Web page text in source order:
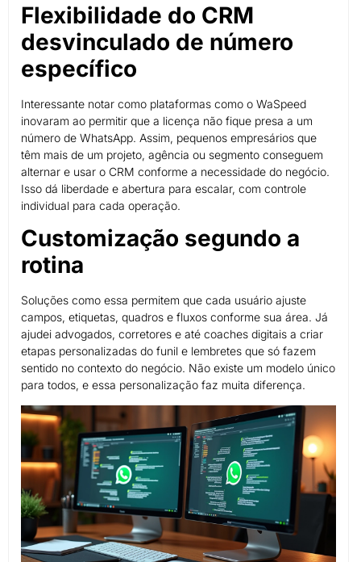
Flexibilidade do CRM
desvinculado de número
específico
Interessante notar como plataformas como o WaSpeed
inovaram ao permitir que a licença não fique presa a um
número de WhatsApp. Assim, pequenos empresários que
têm mais de um projeto, agência ou segmento conseguem
alternar e usar o CRM conforme a necessidade do negócio.
Isso dá liberdade e abertura para escalar, com controle
individual para cada operação.
Customização segundo a
rotina
Soluções como essa permitem que cada usuário ajuste
campos, etiquetas, quadros e fluxos conforme sua área. Já
ajudei advogados, corretores e até coaches digitais a criar
etapas personalizadas do funil e lembretes que só fazem
sentido no contexto do negócio. Não existe um modelo único
para todos, e essa personalização faz muita diferença.